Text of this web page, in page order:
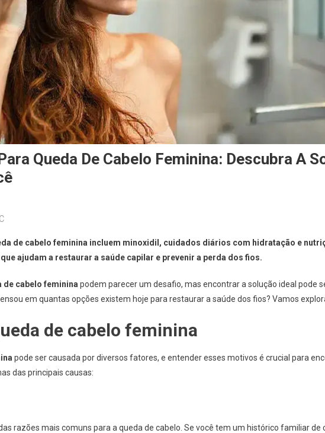
Queda De Cabelo Feminina: Descubra A
de cabelo feminina incluem minoxidil, cuidados diários com hidratação e
ajudam a restaurar a saúde capilar e prevenir a perda dos fios.
de cabelo feminina podem parecer um desafio, mas encontrar a solução ideal pode
em quantas opções existem hoje para restaurar a saúde dos fios? Vamos
de cabelo feminina
pode ser causada por diversos fatores, e entender esses motivos é crucial para
das principais causas:
razões mais comuns para a queda de cabelo. Se você tem um histórico familiar de